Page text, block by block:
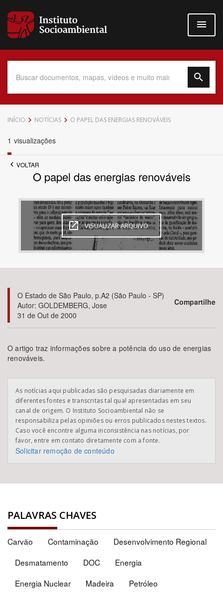
para
conteúdo
Data do Documento
Até
Povo Indígena
Bioma / Bacia
Subtema
Área de Levantamento
Área Protegida
BUSCAR
INÍCIO NOTÍCIAS O PAPEL DAS ENERGIAS RENOVÁVEIS
1 visualizações
VOLTAR
O papel das energias renováveis
VISUALIZAR ARQUIVO
O Estado de São Paulo, p.A2 (São Paulo - SP)
Autor: GOLDEMBERG, Jose
31 de Out de 2000
Compartilhe
O artigo traz informações sobre a potência do uso de energias
renováveis.
As notícias aqui publicadas são pesquisadas diariamente em
diferentes fontes e transcritas tal qual apresentadas em seu
canal de origem. O Instituto Socioambiental não se
responsabiliza pelas opiniões ou erros publicados nestes textos.
Caso você encontre alguma inconsistência nas notícias, por
favor, entre em contato diretamente com a fonte.
Solicitar remoção de conteúdo
PALAVRAS CHAVES
Carvão Contaminação
Desenvolvimento Regional
Desmatamento
DOC
Energia
Energia Nuclear
Madeira
Petróleo